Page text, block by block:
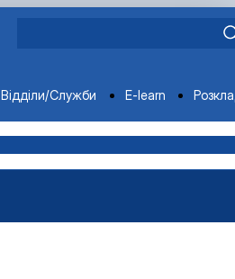
Відділи/Служби E-learn